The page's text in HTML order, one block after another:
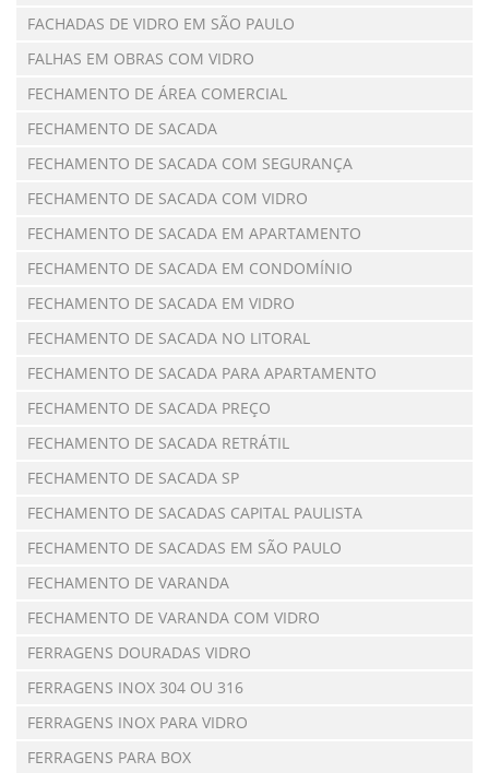
FACHADAS DE VIDRO EM SÃO PAULO
FALHAS EM OBRAS COM VIDRO
FECHAMENTO DE ÁREA COMERCIAL
FECHAMENTO DE SACADA
FECHAMENTO DE SACADA COM SEGURANÇA
FECHAMENTO DE SACADA COM VIDRO
FECHAMENTO DE SACADA EM APARTAMENTO
FECHAMENTO DE SACADA EM CONDOMÍNIO
FECHAMENTO DE SACADA EM VIDRO
FECHAMENTO DE SACADA NO LITORAL
FECHAMENTO DE SACADA PARA APARTAMENTO
FECHAMENTO DE SACADA PREÇO
FECHAMENTO DE SACADA RETRÁTIL
FECHAMENTO DE SACADA SP
FECHAMENTO DE SACADAS CAPITAL PAULISTA
FECHAMENTO DE SACADAS EM SÃO PAULO
FECHAMENTO DE VARANDA
FECHAMENTO DE VARANDA COM VIDRO
FERRAGENS DOURADAS VIDRO
FERRAGENS INOX 304 OU 316
FERRAGENS INOX PARA VIDRO
FERRAGENS PARA BOX